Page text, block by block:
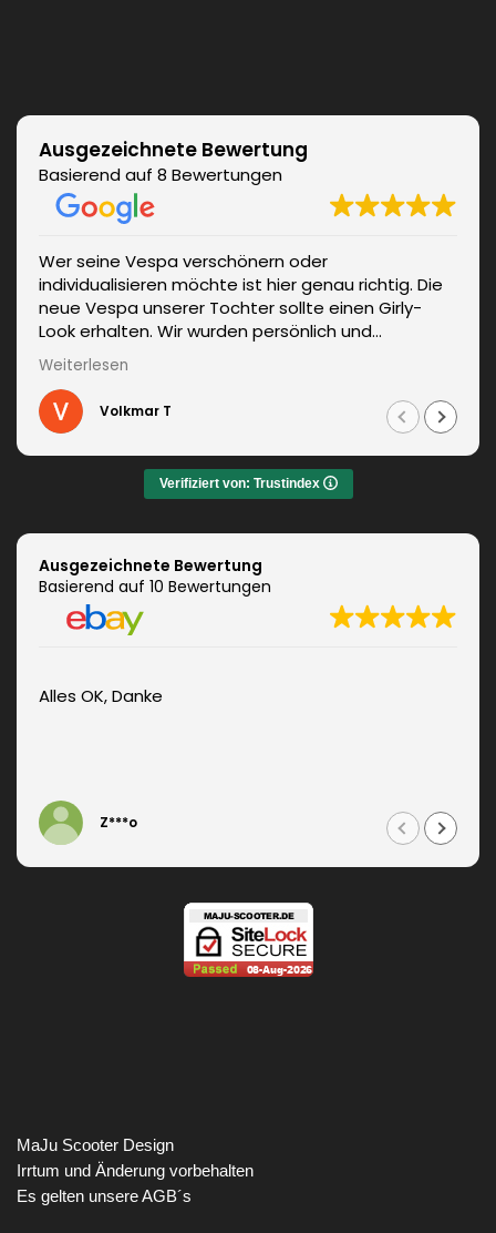
Ausgezeichnete Bewertung
Basierend auf 8 Bewertungen
Wer seine Vespa verschönern oder
individualisieren möchte ist hier genau richtig. Die
neue Vespa unserer Tochter sollte einen Girly-
Look erhalten. Wir wurden persönlich und
kompetent beraten. Die Lieferung erfolgte
unverzüglich. Weitere Änderungen waren auch kein
Problem und wurden sofort umgesetzt.
Informationen zum fachgerechten Anbringen sind
Das Ergebnis war jeden Euro wert. Vielen Dank!
Weiterlesen
Volkmar T
Verifiziert von: Trustindex
Ausgezeichnete Bewertung
Basierend auf 10 Bewertungen
Alles OK, Danke
Z***o
MaJu Scooter Design
Irrtum und Änderung vorbehalten
Es gelten unsere AGB´s